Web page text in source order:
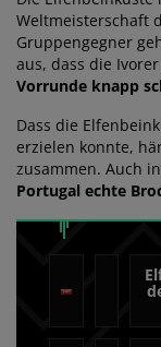
Weltmeisterschaft
Gruppengegner
aus, dass die Ivorer
Vorrunde knapp
Dass die
erzielen konnte,
zusammen. Auch
Portugal echte